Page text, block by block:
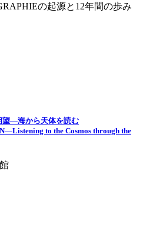
の起源と12年間の歩み
―海から天体を読む
to the Cosmos through the